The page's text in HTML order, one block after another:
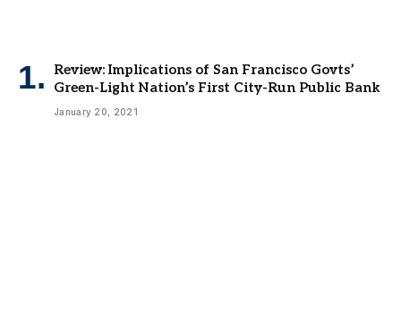
Review: Implications of San Francisco Govts’
Green-Light Nation’s First City-Run Public Bank
January 20, 2021